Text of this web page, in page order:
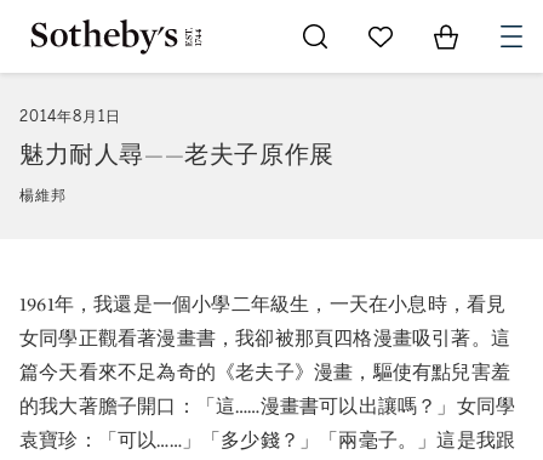
Go to My Favorites
Items in
2014年8月1日
魅力耐人尋——老夫子原作展
楊維邦
1961年，我還是一個小學二年級生，一天在小息時，看見
女同學正觀看著漫畫書，我卻被那頁四格漫畫吸引著。這
篇今天看來不足為奇的《老夫子》漫畫，驅使有點兒害羞
的我大著膽子開口：「這……漫畫書可以出讓嗎？」女同學
袁寶珍：「可以……」「多少錢？」「兩毫子。」這是我跟